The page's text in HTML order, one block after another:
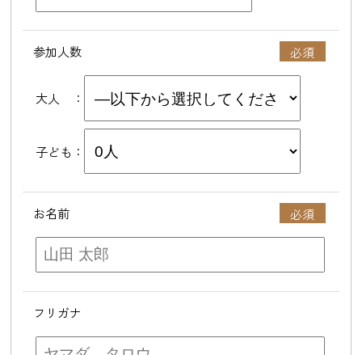
参加人数
大人 ：
子ども：
お名前
フリガナ